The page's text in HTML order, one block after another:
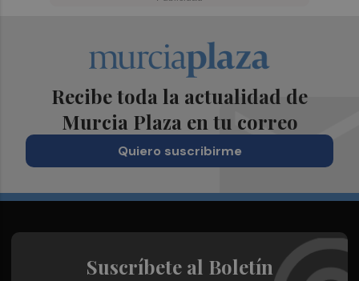
Recibe toda la actualidad de
Murcia Plaza en tu correo
Quiero suscribirme
Suscríbete al Boletín